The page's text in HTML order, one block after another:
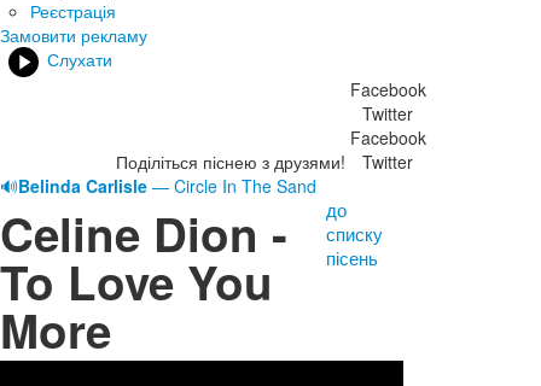
Реєстрація
Замовити рекламу
Слухати
Поділіться піснею з друзями!
Facebook
Twitter
Facebook
Twitter
🔊Belinda Carlisle — Circle In The Sand
Celine Dion -
To Love You
More
до
списку
пісень